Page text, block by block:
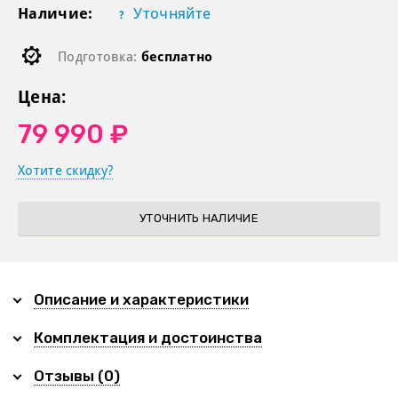
Наличие: Уточняйте
Подготовка: бесплатно
Цена:
79 990 ₽
Хотите скидку?
УТОЧНИТЬ НАЛИЧИЕ
Описание и характеристики
Комплектация и достоинства
Отзывы (0)